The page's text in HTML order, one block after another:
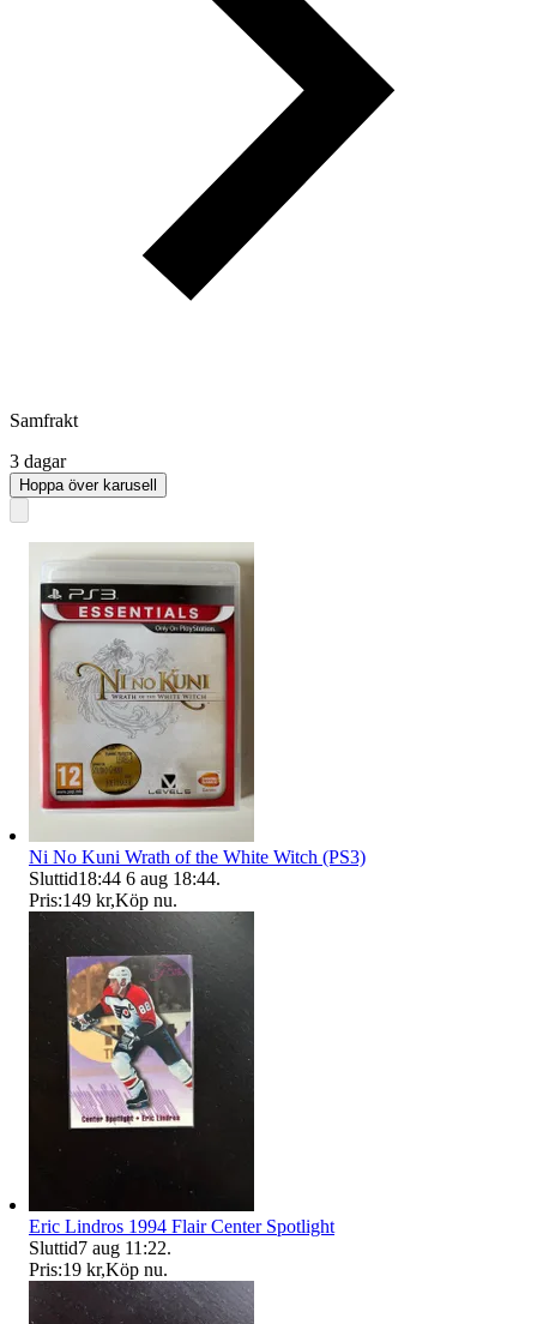
Samfrakt
3 dagar
Hoppa över karusell
Ni No Kuni Wrath of the White Witch (PS3)
Sluttid18:44 6 aug 18:44.
Pris:149 kr,Köp nu.
Eric Lindros 1994 Flair Center Spotlight
Sluttid7 aug 11:22.
Pris:19 kr,Köp nu.